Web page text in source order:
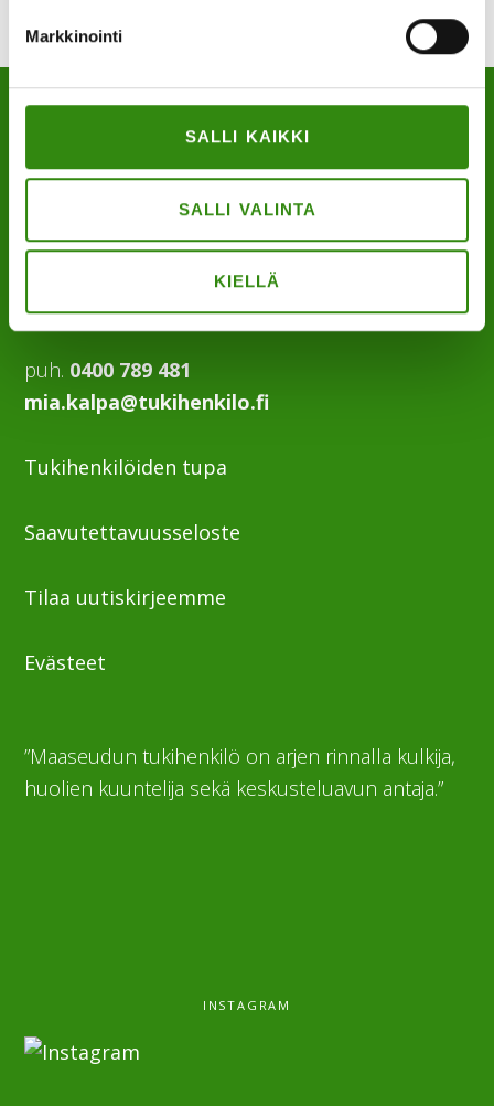
Markkinointi
SALLI KAIKKI
SALLI VALINTA
KIELLÄ
Maaseudun tukihenkilöverkko
00180 Helsinki
puh. 0400 789 481
mia.kalpa@tukihenkilo.fi
Tukihenkilöiden tupa
Saavutettavuusseloste
Tilaa uutiskirjeemme
Evästeet
”Maaseudun tukihenkilö on arjen rinnalla kulkija,
huolien kuuntelija sekä keskusteluavun antaja.”
INSTAGRAM